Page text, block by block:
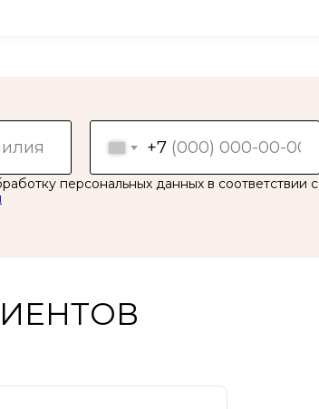
+7
персональных данных в соответствии с